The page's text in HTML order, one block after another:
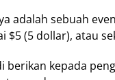
adalah sebuah
$5 (5 dollar), atau
berikan kepada